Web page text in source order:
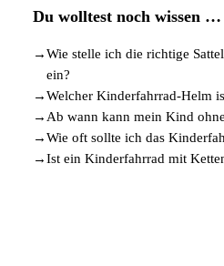
Du wolltest noch wissen …
→Wie stelle ich die richtige
ein?
→Welcher Kinderfahrrad-Helm
→ Ab wann kann mein Kind
→Wie oft sollte ich das
→Ist ein Kinderfahrrad mit